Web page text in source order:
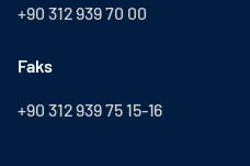
+90 312 939 70 00
Faks
+90 312 939 75 15-16